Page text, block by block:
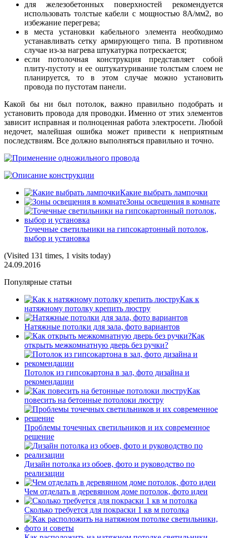
для железобетонных поверхностей рекомендуется
использовать толстые кабели с мощностью 8А/мм2, во
избежание перегрева;
в места установки кабельного элемента необходимо
устанавливать сетку армирующего типа. В противном
случае из-за нагрева штукатурка потрескается;
если потолочная конструкция представляет собой
плиту-пустоту и ее оштукатуривание толстым слоем не
планируется, то в этом случае можно установить
провода по пустотам панели.
Какой бы ни был потолок, важно правильно подобрать и
установить провода для проводки. Именно от этих элементов
зависит исправная и полноценная работа электросети. Любой
недочет, малейшая ошибка может привести к неприятным
последствиям. Все должно выполняться правильно и точно.
Какие выбрать лампочки
Зоны освещения в комнате
Точечные светильники на гипсокартонный потолок,
выбор и установка
(Visited 131 times, 1 visits today)
24.09.2016
Популярные статьи
Как к
натяжному потолку крепить люстру
Натяжные потолки для зала, фото вариантов
Как
открыть межкомнатную дверь без ручки?
Потолок из гипсокартона в зал, фото дизайна и
рекомендации
Как
повесить на бетонные потолоки люстру
Проблемы точечных светильников и их современное
решение
Дизайн потолка из обоев, фото и руководство по
реализации
Чем отделать в деревянном доме потолок, фото идеи
Сколько требуется для покраски 1 кв м потолка